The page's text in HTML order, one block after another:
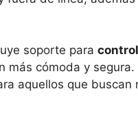
soporte para
más cómoda y segura.
aquellos que buscan